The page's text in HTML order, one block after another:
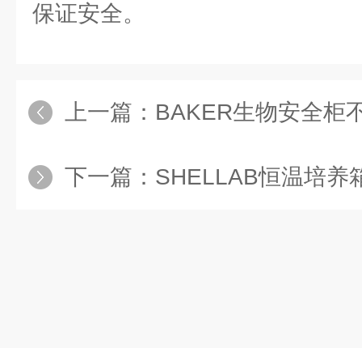
保证安全。
上一篇： BAKER生物安全柜
下一篇： SHELLAB恒温培养箱产